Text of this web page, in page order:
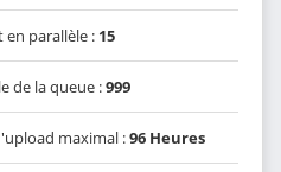
en parallèle : 15
de la queue :999
maximal :96 Heures